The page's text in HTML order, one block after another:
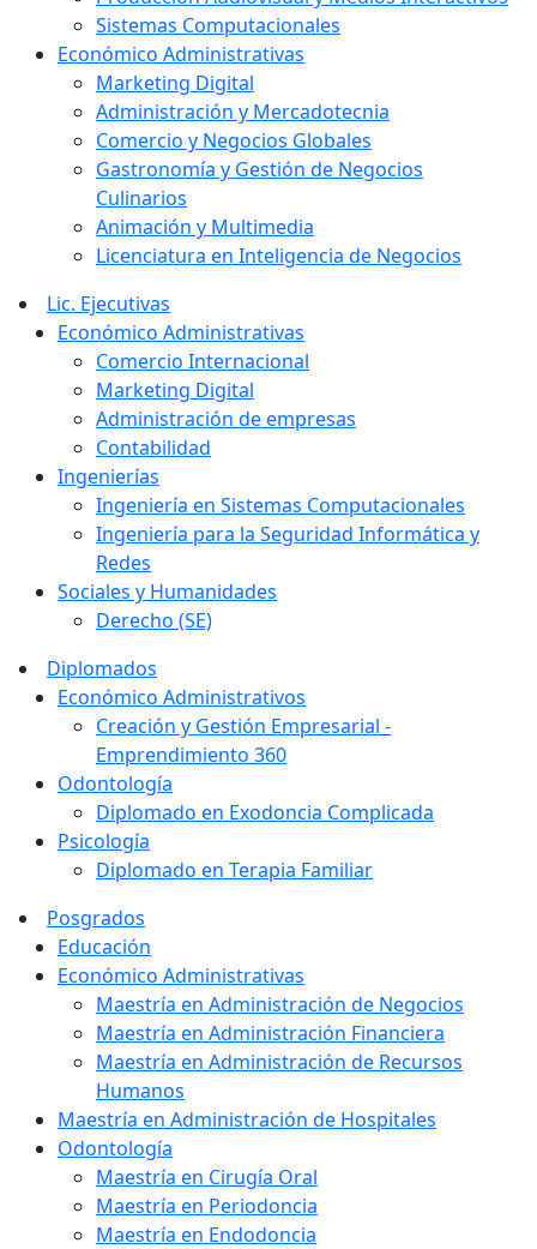
Sistemas Computacionales
Económico Administrativas
Marketing Digital
Administración y Mercadotecnia
Comercio y Negocios Globales
Gastronomía y Gestión de Negocios
Culinarios
Animación y Multimedia
Licenciatura en Inteligencia de Negocios
Lic. Ejecutivas
Económico Administrativas
Comercio Internacional
Marketing Digital
Administración de empresas
Contabilidad
Ingenierías
Ingeniería en Sistemas Computacionales
Ingeniería para la Seguridad Informática y
Redes
Sociales y Humanidades
Derecho (SE)
Diplomados
Económico Administrativos
Creación y Gestión Empresarial -
Emprendimiento 360
Odontología
Diplomado en Exodoncia Complicada
Psicología
Diplomado en Terapia Familiar
Posgrados
Educación
Económico Administrativas
Maestría en Administración de Negocios
Maestría en Administración Financiera
Maestría en Administración de Recursos
Humanos
Maestría en Administración de Hospitales
Odontología
Maestría en Cirugía Oral
Maestría en Periodoncia
Maestría en Endodoncia